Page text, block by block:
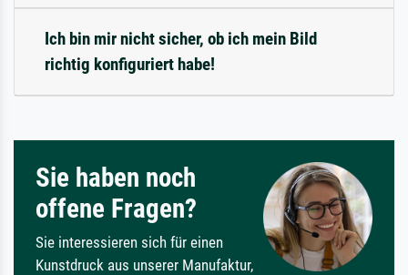
Ich bin mir nicht sicher, ob ich mein Bild
richtig konfiguriert habe!
Sie haben noch
offene Fragen?
Sie interessieren sich für einen
Kunstdruck aus unserer Manufaktur,